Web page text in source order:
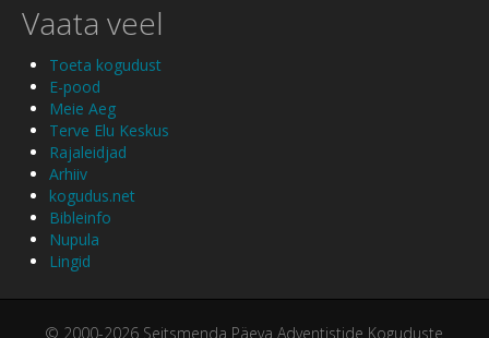
Vaata veel
Toeta kogudust
E-pood
Meie Aeg
Terve Elu Keskus
Rajaleidjad
Arhiiv
kogudus.net
Bibleinfo
Nupula
Lingid
© 2000-2026 Seitsmenda Päeva Adventistide Koguduste